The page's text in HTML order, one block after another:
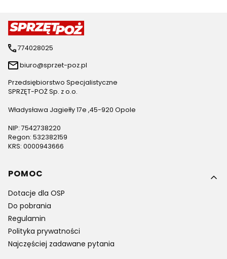
774028025
biuro@sprzet-poz.pl
Przedsiębiorstwo Specjalistyczne
SPRZĘT-POŻ Sp. z o.o.
Władysława Jagiełły 17e ,45-920 Opole
NIP: 7542738220
Regon: 532382159
KRS: 0000943666
Linki w stopce
POMOC
Dotacje dla OSP
Do pobrania
Regulamin
Polityka prywatności
Najczęściej zadawane pytania